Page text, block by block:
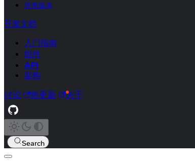
所有版本
开发文档
入门指南
组件
API
架构
讨论 热更新 关于
Search